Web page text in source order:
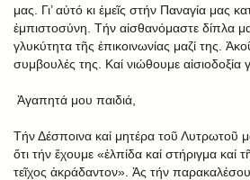
μας. Γι’ αὐτό κι ἐμεῖς στήν Παναγία μας
ἐμπιστοσύνη. Τήν αἰσθανόμαστε δίπλα
γλυκύτητα τῆς ἐπικοινωνίας μαζί της.
συμβουλές της. Καί νιώθουμε αἰσιοδοξία
Ἀγαπητά μου παιδιά,
Τήν Δέσποινα καί μητέρα τοῦ Λυτρωτοῦ
ὅτι τήν ἔχουμε «ἐλπίδα καί στήριγμα καί
τεῖχος ἀκράδαντον». Ἀς τήν